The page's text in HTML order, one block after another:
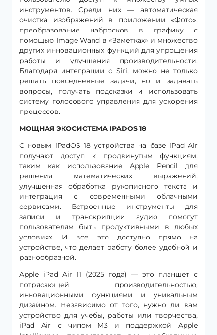
инструментов. Среди них — автоматическая
очистка изображений в приложении «Фото»,
преобразование набросков в графику с
помощью Image Wand в «Заметках» и множество
других инновационных функций для упрощения
работы и улучшения производительности.
Благодаря интеграции с Siri, можно не только
решать повседневные задачи, но и задавать
вопросы, получать подсказки и использовать
систему голосового управления для ускорения
процессов.
МОЩНАЯ ЭКОСИСТЕМА IPADOS 18
С новым iPadOS 18 устройства на базе iPad Air
получают доступ к продвинутым функциям,
таким как использование Apple Pencil для
решения математических выражений,
улучшенная обработка рукописного текста и
интеграция с современными облачными
сервисами. Встроенные инструменты для
записи и транскрипции аудио помогут
пользователям быть продуктивными в любых
условиях. И все это доступно прямо на
устройстве, что делает работу более удобной и
разнообразной.
Apple iPad Air 11 (2025 года) — это планшет с
потрясающей производительностью,
инновационными функциями и уникальным
дизайном. Независимо от того, нужно ли вам
устройство для учебы, работы или творчества,
iPad Air с чипом M3 и поддержкой Apple